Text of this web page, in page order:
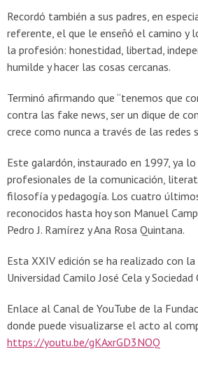
Recordó también a sus padres, en
referente, el que le enseñó el camino y
la profesión: honestidad, libertad,
humilde y hacer las cosas cercanas.
Terminó afirmando que “tenemos que
contra las fake news, ser un dique de
crece como nunca a través de las redes
Este galardón, instaurado en 1997, ya
profesionales de la comunicación,
filosofía y pedagogía. Los cuatro
reconocidos hasta hoy son Manuel
Pedro J. Ramírez y Ana Rosa Quintana.
Esta XXIV edición se ha realizado con
Universidad Camilo José Cela y Sociedad
Enlace al Canal de YouTube de la
donde puede visualizarse el acto al
https://youtu.be/gKAxrGD3NOQ